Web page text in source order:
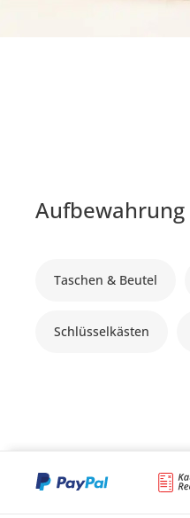
Aufbewahrung
Taschen & Beutel
Schlüsselkästen